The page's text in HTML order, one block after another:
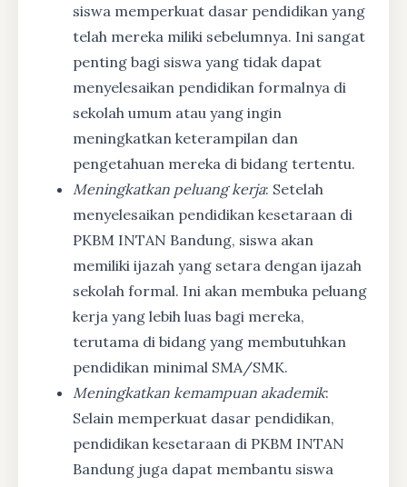
siswa memperkuat dasar pendidikan yang
telah mereka miliki sebelumnya. Ini sangat
penting bagi siswa yang tidak dapat
menyelesaikan pendidikan formalnya di
sekolah umum atau yang ingin
meningkatkan keterampilan dan
pengetahuan mereka di bidang tertentu.
Meningkatkan peluang kerja: Setelah
menyelesaikan pendidikan kesetaraan di
PKBM INTAN Bandung, siswa akan
memiliki ijazah yang setara dengan ijazah
sekolah formal. Ini akan membuka peluang
kerja yang lebih luas bagi mereka,
terutama di bidang yang membutuhkan
pendidikan minimal SMA/SMK.
Meningkatkan kemampuan akademik:
Selain memperkuat dasar pendidikan,
pendidikan kesetaraan di PKBM INTAN
Bandung juga dapat membantu siswa